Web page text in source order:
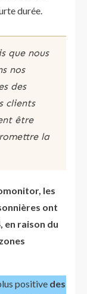
durée.
que nous
nos
des
clients
être
la
les
ont
en raison du
positive des